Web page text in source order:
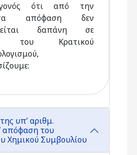
ότι από την
απόφαση δεν
δαπάνη σε
του Κρατικού
υπ’ αριθμ.
απόφαση του
Χημικού Συμβουλίου